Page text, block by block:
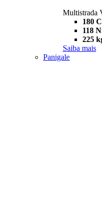
Multistrada
180
118
225
Saiba mais
Panigale